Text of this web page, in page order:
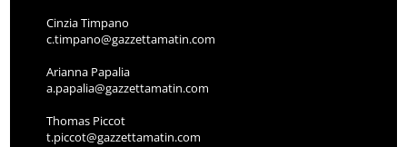
Cinzia Timpano
c.timpano@gazzettamatin.com
Arianna Papalia
a.papalia@gazzettamatin.com
Thomas Piccot
t.piccot@gazzettamatin.com